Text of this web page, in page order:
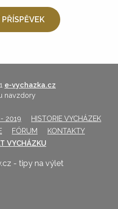
e-vychazka.cz
navzdory
2019
HISTORIE VYCHÁZEK
FÓRUM
KONTAKTY
VYCHÁZKU